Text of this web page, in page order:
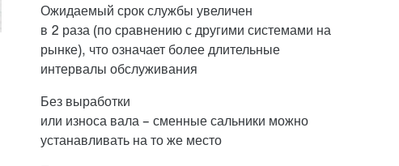
Ожидаемый срок службы увеличен
в 2 раза (по сравнению с другими системами на
рынке), что означает более длительные
интервалы обслуживания
Без выработки
или износа вала – сменные сальники можно
устанавливать на то же место